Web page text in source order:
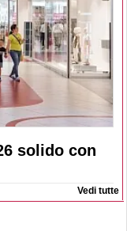
solido con
Vedi tutte